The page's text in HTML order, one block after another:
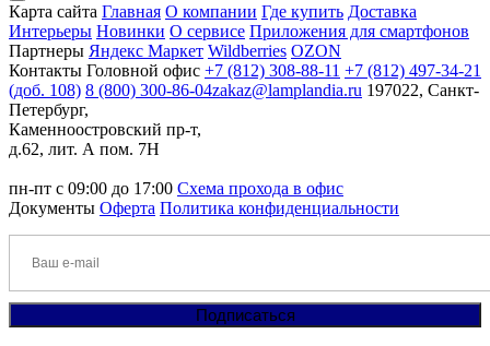
Карта сайта Главная О компании Где купить Доставка
Интерьеры Новинки О сервисе Приложения для смартфонов
Партнеры Яндекс Маркет Wildberries OZON
Контакты Головной офис +7 (812) 308-88-11 +7 (812) 497-34-21
(доб. 108) 8 (800) 300-86-04zakaz@lamplandia.ru 197022, Санкт-
Петербург,
Каменноостровский пр-т,
д.62, лит. А пом. 7Н
пн-пт с 09:00 до 17:00 Схема прохода в офис
Документы Оферта Политика конфиденциальности